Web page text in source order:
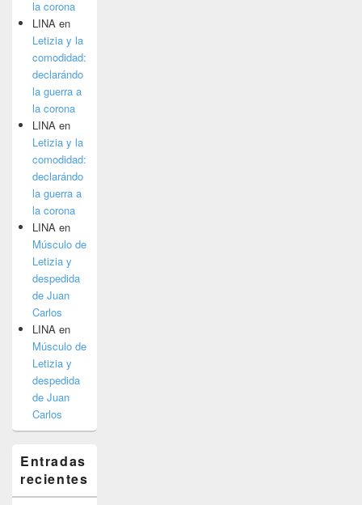
la corona
LINA en
Letizia y la
comodidad:
declarándo
la guerra a
la corona
LINA en
Letizia y la
comodidad:
declarándo
la guerra a
la corona
LINA en
Músculo de
Letizia y
despedida
de Juan
Carlos
LINA en
Músculo de
Letizia y
despedida
de Juan
Carlos
Entradas
recientes